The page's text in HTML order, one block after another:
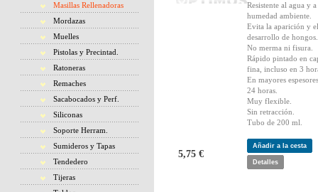
Masillas Rellenadoras
Mordazas
Muelles
Pistolas y Precintad.
Ratoneras
Remaches
Sacabocados y Perf.
Siliconas
Soporte Herram.
Sumideros y Tapas
Tendedero
Tijeras
Resistente al agua y
humedad ambiente.
Evita la aparición y el
desarrollo de hongos.
No merma ni fisura.
Rápido pintado en
fina, incluso en 3
En mayores
24 horas.
Muy flexible.
Sin retracción.
Tubo de 200 ml.
5,75 €
Añadir a la cesta
Detalles